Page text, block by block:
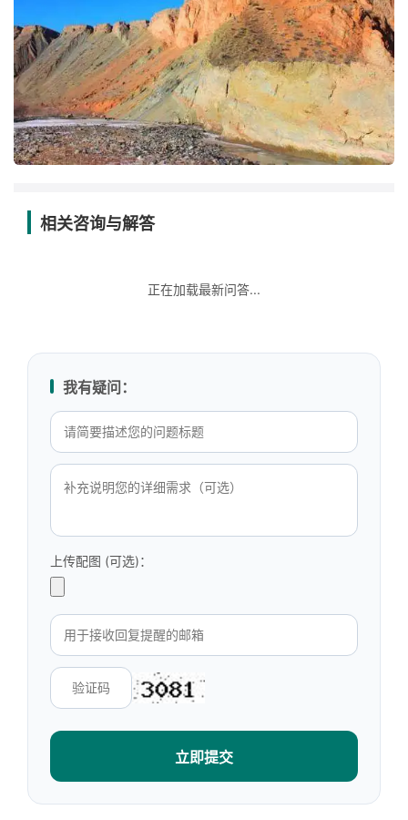
相关咨询与解答
正在加载最新问答...
我有疑问：
上传配图 (可选)：
立即提交